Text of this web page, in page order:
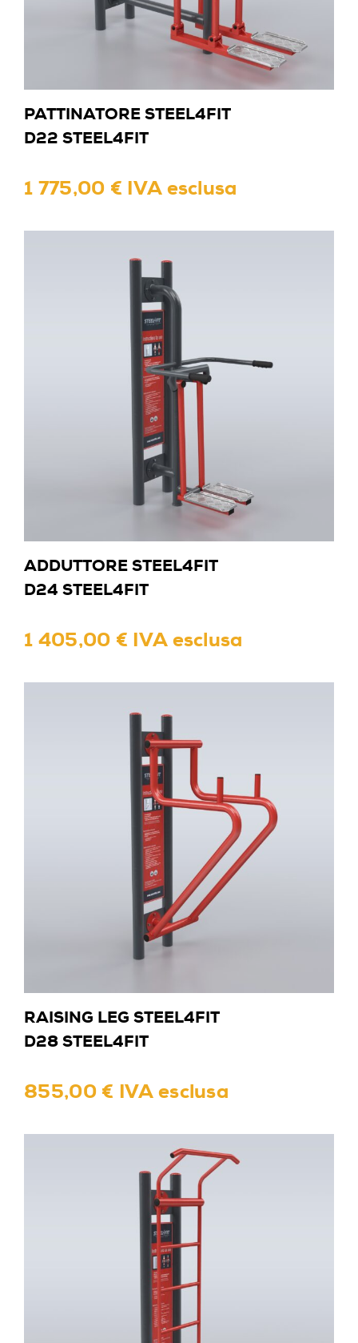
PATTINATORE STEEL4FIT
D22 STEEL4FIT
1 775,00 € IVA esclusa
ADDUTTORE STEEL4FIT
D24 STEEL4FIT
1 405,00 € IVA esclusa
RAISING LEG STEEL4FIT
D28 STEEL4FIT
855,00 € IVA esclusa